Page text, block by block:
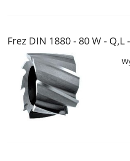
Frez DIN 1880 - 80 W - Q,L